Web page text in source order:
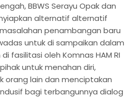
BBWS Serayu Opak dan
alternatif alternatif
penambangan baru
untuk di sampaikan dalam
fasilitasi oleh Komnas HAM RI
untuk menahan diri,
orang lain dan menciptakan
bagi terbangunnya dialog